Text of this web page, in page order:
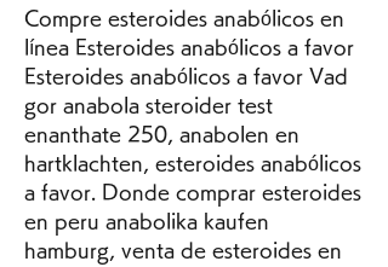
Compre esteroides anabólicos en
línea Esteroides anabólicos a favor
Esteroides anabólicos a favor Vad
gor anabola steroider test
enanthate 250, anabolen en
hartklachten, esteroides anabólicos
a favor. Donde comprar esteroides
en peru anabolika kaufen
hamburg, venta de esteroides en